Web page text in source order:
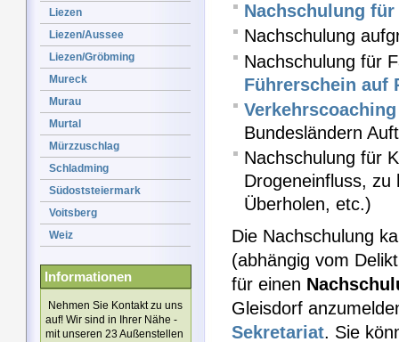
Liezen
Liezen/Aussee
Liezen/Gröbming
Mureck
Murau
Murtal
Mürzzuschlag
Schladming
Südoststeiermark
Voitsberg
Weiz
Informationen
Nehmen Sie Kontakt zu uns
auf! Wir sind in Ihrer Nähe -
mit unseren 23 Außenstellen
Nachschulung
Nachschulung
Nachschulung für
Führerschein auf
Verkehrscoaching
Bundesländern
Nachschulung für
Drogeneinfluss, zu
Überholen, etc.)
Die Nachschulung
(abhängig vom
für einen
Gleisdorf
Sekretariat. Sie